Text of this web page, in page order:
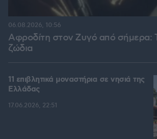
Αφροδίτη στον Ζυγό από σήμερα:
ζώδια
06.08.2026, 10:56
11 επιβλητικά μοναστήρια σε νησιά της
Ελλάδας
17.06.2026, 22:51